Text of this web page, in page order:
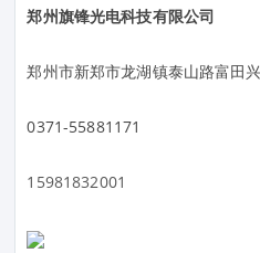
郑州旗锋光电科技有限公司
郑州市新郑市龙湖镇泰山路富田
0371-55881171
15981832001